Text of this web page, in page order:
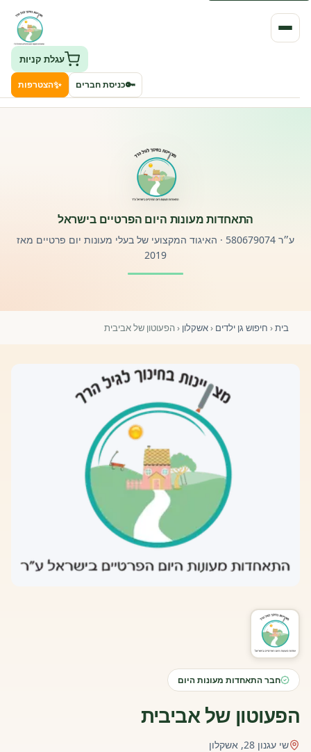
רישוי וחקיקה
פורטל לוח מודעות דרושים עובדים
השתלמויות וקורסים לגננות ולצוותי חינוך | גיל הרך 0-6
עגלת קניות
🔑כניסת חברים ✨הצטרפות
התאחדות מעונות היום הפרטיים בישראל
ע״ר 580679074 · האיגוד המקצועי של בעלי מעונות יום פרטיים מאז
2019
בית‹ חיפוש גן ילדים ‹אשקלון ‹הפעוטון של אביבית
חבר התאחדות מעונות היום
הפעוטון של אביבית
שי עגנון 28, אשקלון